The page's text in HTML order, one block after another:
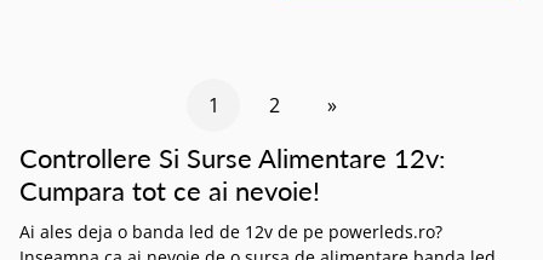
1 2 »
Controllere Si Surse Alimentare 12v:
Cumpara tot ce ai nevoie!
Ai ales deja o banda led de 12v de pe powerleds.ro?